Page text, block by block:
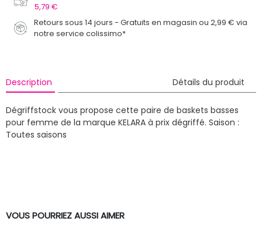
5,79 €
Retours sous 14 jours - Gratuits en magasin ou 2,99 € via
notre service colissimo*
Description Détails du produit
Dégriffstock vous propose cette paire de baskets basses
pour femme de la marque KELARA à prix dégriffé. Saison :
Toutes saisons
VOUS POURRIEZ AUSSI AIMER